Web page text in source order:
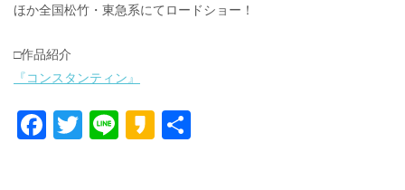
ほか全国松竹・東急系にてロードショー！
□作品紹介
『コンスタンティン』
F T Li K